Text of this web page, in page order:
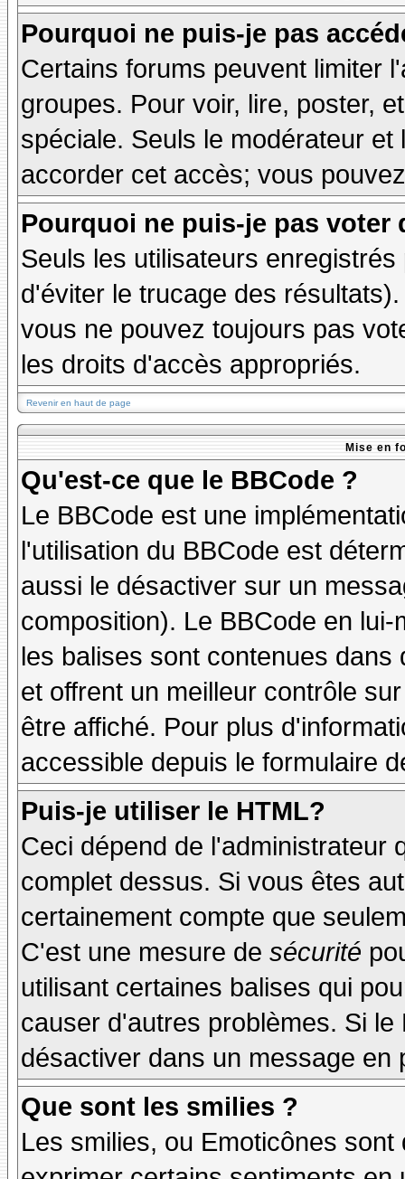
Pourquoi ne puis-je pas
Certains forums peuvent limiter
groupes. Pour voir, lire, poster,
spéciale. Seuls le modérateur
accorder cet accès; vous
Pourquoi ne puis-je pas voter
Seuls les utilisateurs
d'éviter le trucage des
vous ne pouvez toujours pas
les droits d'accès appropriés.
Revenir en haut de page
Mise en
Qu'est-ce que le BBCode ?
Le BBCode est une
l'utilisation du BBCode est
aussi le désactiver sur un
composition). Le BBCode en
les balises sont contenues
et offrent un meilleur contrôle
être affiché. Pour plus
accessible depuis le formulaire
Puis-je utiliser le HTML?
Ceci dépend de l'administrateur
complet dessus. Si vous êtes
certainement compte que
C'est une mesure de sécurité
utilisant certaines balises qui
causer d'autres problèmes. Si
désactiver dans un message
Que sont les smilies ?
Les smilies, ou Emoticônes